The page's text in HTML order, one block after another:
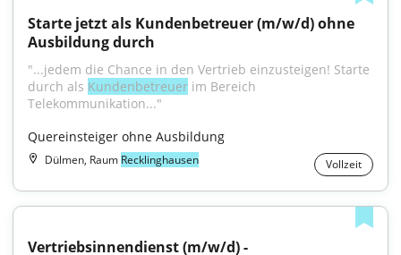
Starte jetzt als Kundenbetreuer (m/w/d) ohne
Ausbildung durch
"...jedem die Chance in den Vertrieb einzusteigen! Starte
durch als Kundenbetreuer im Bereich
Telekommunikation..."
Quereinsteiger ohne Ausbildung
Dülmen, Raum Recklinghausen Vollzeit